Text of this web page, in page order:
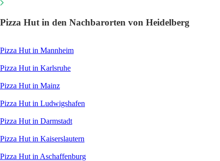
Pizza Hut in den Nachbarorten von Heidelberg
Pizza Hut in Mannheim
Pizza Hut in Karlsruhe
Pizza Hut in Mainz
Pizza Hut in Ludwigshafen
Pizza Hut in Darmstadt
Pizza Hut in Kaiserslautern
Pizza Hut in Aschaffenburg